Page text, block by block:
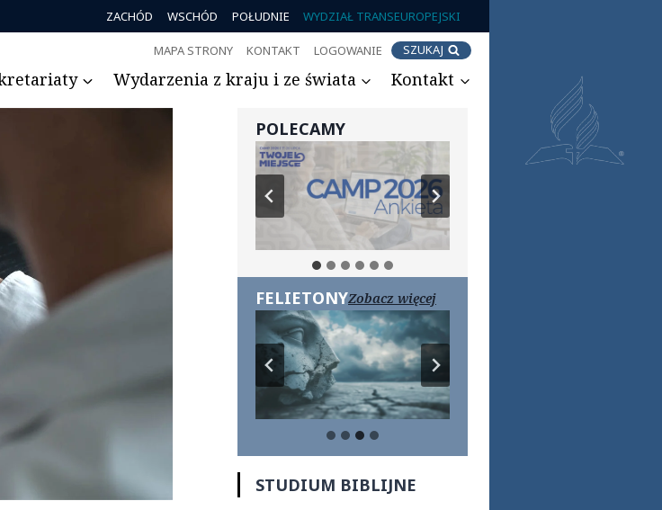
ZACHÓD WSCHÓD POŁUDNIE WYDZIAŁ TRANSEUROPEJSKI
MAPA STRONY KONTAKT LOGOWANIE SZUKAJ
Wydarzenia z kraju i ze świata Kontakt
POLECAMY
FELIETONYZobacz więcej
STUDIUM BIBLIJNE